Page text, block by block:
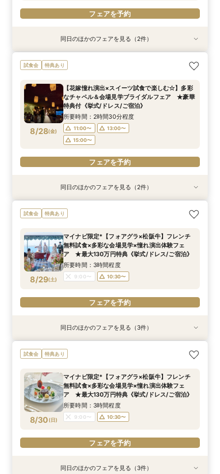
フェアを予約
特典あり
8/27 木)
【しっかりお見積り比較×何でも相談】安心ブラ
イダル相談会 ★豪華特典付（挙式/ドレス/ご宿
所要時間：2時間30分程度
11:00〜
13:00〜
15:00〜
フェアを予約
特典あり
8/27 木)
【最短1ヶ月の準備OK☆】少人数ウエディング相
談フェア（10名/57万円～）
11:00〜 15:00〜
フェアを予約
同日のほかのフェアを見る（2件）
試食会 特典あり
8/28(金)
【花嫁憧れ演出×スイーツ試食で楽しむ☆】多彩
なチャペル＆会場見学ブライダルフェア ★豪華
特典付《挙式/ドレス/ご宿泊》
所要時間：2時間30分程度
11:00〜
13:00〜
15:00〜
フェアを予約
特典あり
8/28(金)
【しっかりお見積り比較×何でも相談】安心ブラ
イダル相談会 ★豪華特典付（挙式/ドレス/ご宿
所要時間：2時間30分程度
11:00〜
13:00〜
15:00〜
特典あり
8/28(金)
【最短1ヶ月の準備OK☆】少人数ウエディング相
談フェア（10名/57万円～）
11:00〜 15:00〜
フェアを予約
同日のほかのフェアを見る（2件）
試食会 特典あり
8/29(土)
マイナビ限定*【フォアグラ×松阪牛】フレンチ
無料試食×多彩な会場見学×憧れ演出体験フェ
ア ★最大130万円特典《挙式/ドレス/ご宿泊》
所要時間：3時間程度
9:00〜 10:30〜
フェアを予約
特典あり
8/29(土)
【ホテル最上階の絶景オーシャンビュー】チャペ
ル＆会場見学/スイーツ試食/憧れ演出体験フェ
所要時間：2時間30分程度
9:00〜
10:30〜
15:00〜
特典あり
8/29(土)
【しっかりお見積り比較×何でも相談】安心ブラ
イダル相談会 ★豪華特典付（挙式/ドレス/ご宿
所要時間：2時間30分程度
11:00〜
13:00〜
15:00〜
特典あり
8/29(土)
【最短1ヶ月の準備OK☆】少人数ウエディング相
談フェア（10名/57万円～）
11:00〜 15:00〜
フェアを予約
同日のほかのフェアを見る（3件）
試食会 特典あり
8/30 (日)
マイナビ限定*【フォアグラ×松阪牛】フレンチ
無料試食×多彩な会場見学×憧れ演出体験フェ
ア ★最大130万円特典《挙式/ドレス/ご宿泊》
所要時間：3時間程度
9:00〜 10:30〜
フェアを予約
特典あり
特典あり
特典あり同日のほかのフェアを見る（3件）